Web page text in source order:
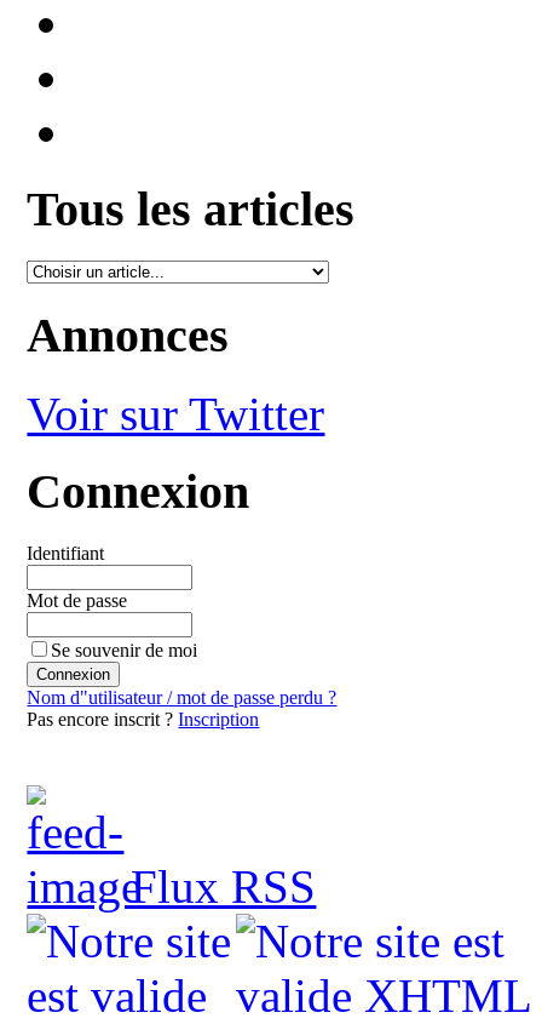
Tous les articles
Annonces
Voir sur Twitter
Connexion
Identifiant
Mot de passe
Se souvenir de moi
Nom d"utilisateur / mot de passe perdu ?
Pas encore inscrit ?Inscription
Flux RSS